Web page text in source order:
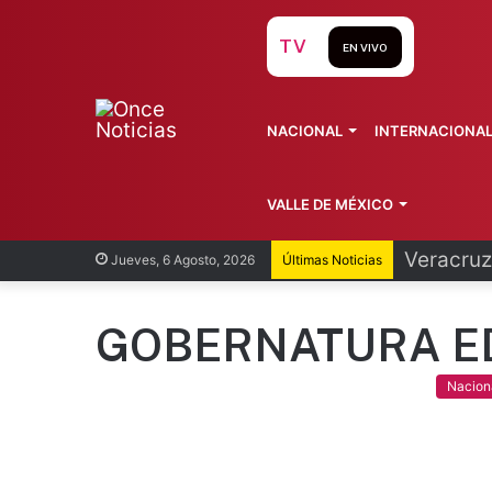
Jueves, 6 Agosto, 2026 Últimas Noticias
TV EN VIVO
NACIONAL INTERNACIONAL
VALLE DE MÉXICO
GOBERNATURA